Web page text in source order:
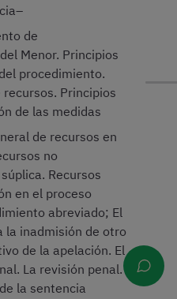
de
Menor. Principios
procedimiento.
Principios
de las medidas
de recursos en
no
Recursos
en el proceso
abreviado; El
la inadmisión de otro
de la apelación. El
La revisión penal.
la sentencia